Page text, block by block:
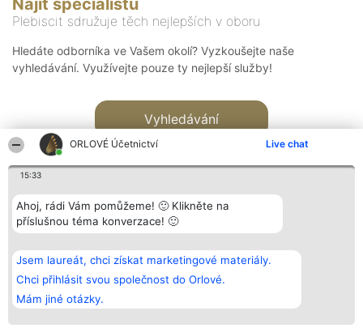
ORLOVÉ Účetnictví Live chat
15:33
Ahoj, rádi Vám pomůžeme! 🙂 Klikněte na
příslušnou téma konverzace! 🙂
Jsem laureát, chci získat marketingové materiály.
Chci přihlásit svou společnost do Orlové.
Mám jiné otázky.
Najít specialistu
Plebiscit sdružuje těch nejlepších v oboru
Hledáte odborníka ve Vašem okolí? Vyzkoušejte naše
vyhledávání. Využívejte pouze ty nejlepší služby!
Vyhledávání
Bright Side Solutions sp. z o.
o. sp. k.
ul. Ruska 22
Wrocław 50-079
KRS 0000749100 | Regon
381313360 | NIP 8943132676
Vítězové
Seznam všech
laureátů
Zásady
Zásady
Kontakt